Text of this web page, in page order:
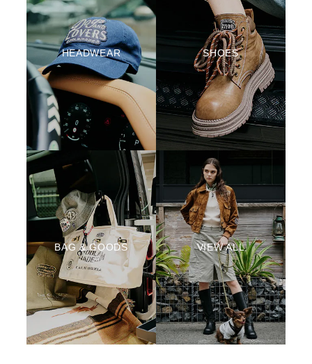
HEADWEAR SHOES
BAG & GOODS VIEW ALL